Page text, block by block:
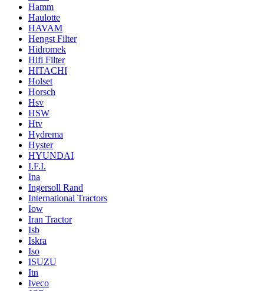
Hamm
Haulotte
HAVAM
Hengst Filter
Hidromek
Hifi Filter
HITACHI
Holset
Horsch
Hsv
HSW
Htv
Hydrema
Hyster
HYUNDAI
I.F.I.
Ina
Ingersoll Rand
International Tractors
Iow
Iran Tractor
Isb
Iskra
Iso
ISUZU
Itn
Iveco